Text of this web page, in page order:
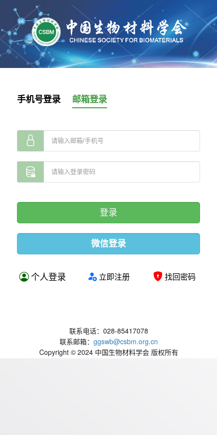
手机号登录 邮箱登录
个人登录 立即注册 找回密码
联系电话：028-85417078
联系邮箱： ggswb@csbm.org.cn
Copyright © 2024 中国生物材料学会 版权所有